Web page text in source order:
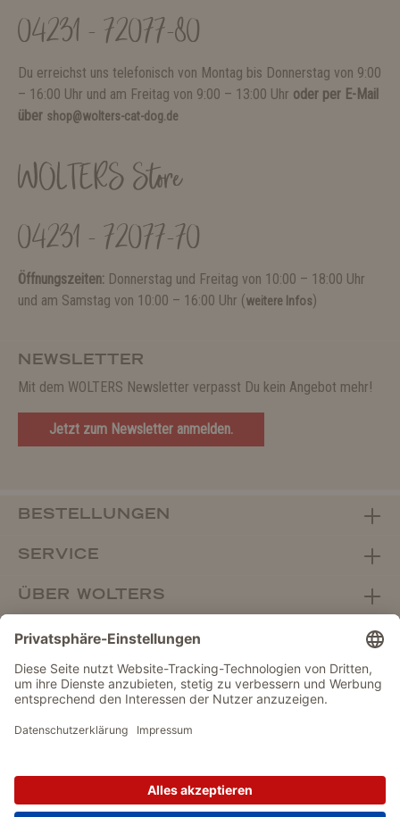
04231 - 72077-80
Du erreichst uns telefonisch von Montag bis Donnerstag von 9:00
– 16:00 Uhr und am Freitag von 9:00 – 13:00 Uhr oder per E-Mail
über shop@wolters-cat-dog.de
WOLTERS Store
04231 - 72077-70
Öffnungszeiten: Donnerstag und Freitag von 10:00 – 18:00 Uhr
und am Samstag von 10:00 – 16:00 Uhr (weitere Infos)
NEWSLETTER
Mit dem WOLTERS Newsletter verpasst Du kein Angebot mehr!
Jetzt zum Newsletter anmelden.
BESTELLUNGEN
SERVICE
ÜBER WOLTERS
FACHHANDEL
Vertrag widerrufen
IMPRESSUM